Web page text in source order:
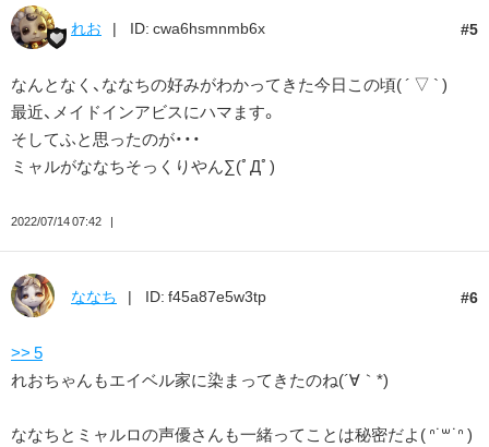
5
れお ID: cwa6hsmnmb6x
なんとなく、ななちの好みがわかってきた今日この頃( ´ ▽ ` )
最近、メイドインアビスにハマます。
そしてふと思ったのが・・・
ミャルがななちそっくりやん∑(ﾟДﾟ)
2022/07/14 07:42
6
ななち ID: f45a87e5w3tp
>> 5
れおちゃんもエイベル家に染まってきたのね(´∀｀*)
ななちとミャルロの声優さんも一緒ってことは秘密だよ( ᐢ˙꒳​˙ᐢ )